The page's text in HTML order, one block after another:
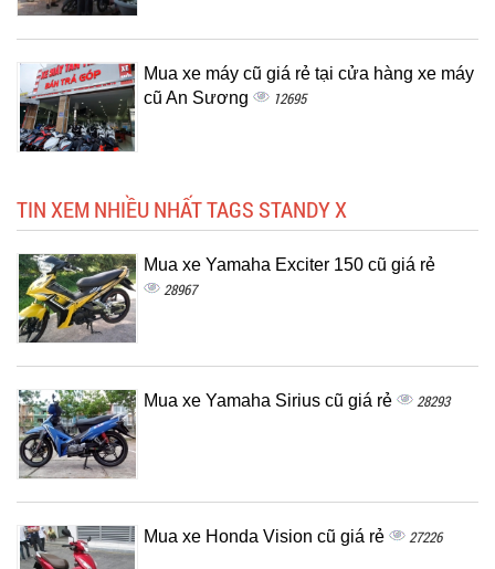
Mua xe máy cũ giá rẻ tại cửa hàng xe máy
cũ An Sương
12695
TIN XEM NHIỀU NHẤT TAGS STANDY X
Mua xe Yamaha Exciter 150 cũ giá rẻ
28967
Mua xe Yamaha Sirius cũ giá rẻ 28293
Mua xe Honda Vision cũ giá rẻ 27226